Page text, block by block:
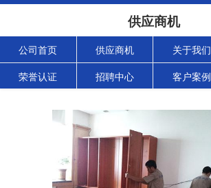
供应商机
公司首页 供应商机 关于我们
荣誉认证 招聘中心 客户案例